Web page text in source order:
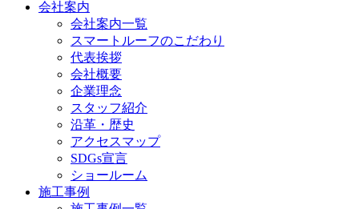
会社案内
会社案内一覧
スマートルーフのこだわり
代表挨拶
会社概要
企業理念
スタッフ紹介
沿革・歴史
アクセスマップ
SDGs宣言
ショールーム
施工事例